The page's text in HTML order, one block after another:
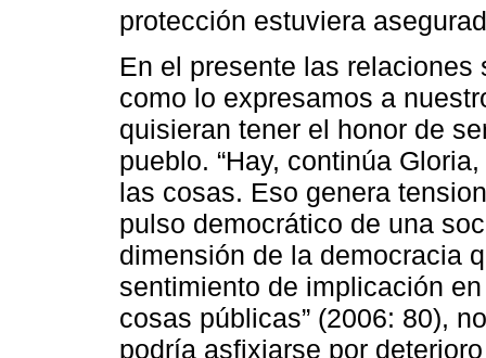
protección estuviera
En el presente las
como lo expresamos a
quisieran tener el honor de
pueblo. “Hay, continúa
las cosas. Eso genera
pulso democrático de una
dimensión de la democracia
sentimiento de implicación
cosas públicas” (2006: 80),
podría asfixiarse por